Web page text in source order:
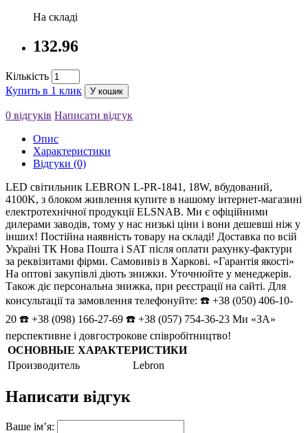
На складі
132.96
Кількість
Купить в 1 клик
У кошик
0 відгуків Написати відгук
Опис
Характеристики
Відгуки (0)
LED світильник LEBRON L-PR-1841, 18W, вбудований,
4100K, з блоком живлення купите в нашому інтернет-магазині
електротехнічної продукції ELSNAB. Ми є офіційними
дилерами заводів, тому у нас низькі ціни і вони дешевші ніж у
інших! Постійна наявність товару на складі! Доставка по всій
Україні ТК Нова Пошта і SAT після оплати рахунку-фактури
за реквізитами фірми. Самовивіз в Харкові. «Гарантія якості»
На оптові закупівлі діють знижки. Уточнюйте у менеджерів.
Також діє персональна знижка, при реєстрації на сайті. Для
консультації та замовлення телефонуйте: ☎️ +38 (050) 406-10-
20 ☎️ +38 (098) 166-27-69 ☎️ +38 (057) 754-36-23 Ми «ЗА»
перспективне і довгострокове співробітництво!
ОСНОВНЫЕ ХАРАКТЕРИСТИКИ
Производитель
Lebron
Написати відгук
Ваше ім’я: